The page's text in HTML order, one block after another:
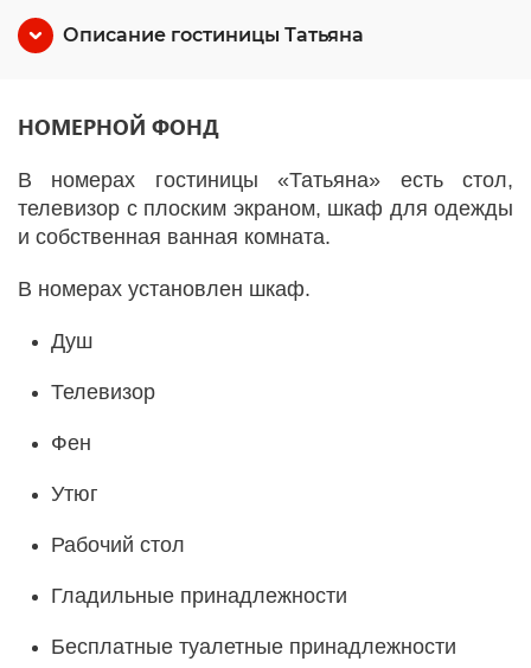
Описание гостиницы Татьяна
НОМЕРНОЙ ФОНД
В номерах гостиницы «Татьяна» есть стол,
телевизор с плоским экраном, шкаф для одежды
и собственная ванная комната.
В номерах установлен шкаф.
Душ
Телевизор
Фен
Утюг
Рабочий стол
Гладильные принадлежности
Бесплатные туалетные принадлежности